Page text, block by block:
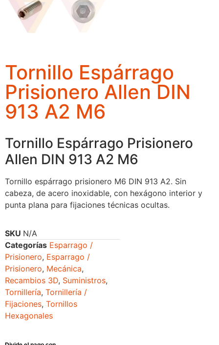
Tornillo Espárrago
Prisionero Allen DIN
913 A2 M6
Tornillo Espárrago Prisionero
Allen DIN 913 A2 M6
Tornillo espárrago prisionero M6 DIN 913 A2. Sin
cabeza, de acero inoxidable, con hexágono interior y
punta plana para fijaciones técnicas ocultas.
SKU N/A
Categorías Esparrago /
Prisionero, Esparrago /
Prisionero, Mecánica,
Recambios 3D, Suministros,
Tornillería, Tornillería /
Fijaciones, Tornillos
Hexagonales